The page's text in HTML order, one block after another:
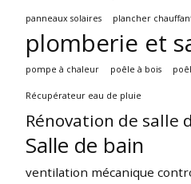
panneaux solaires plancher
plomberie et
pompe à chaleur poêle à bois
Récupérateur eau de pluie
Rénovation de salle
Salle de bain
ventilation mécanique